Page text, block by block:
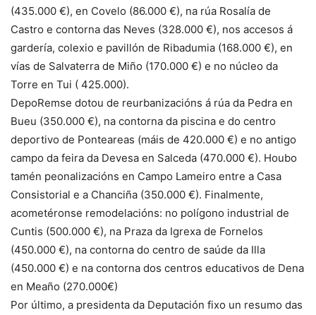
(435.000 €), en Covelo (86.000 €), na rúa Rosalía de
Castro e contorna das Neves (328.000 €), nos accesos á
gardería, colexio e pavillón de Ribadumia (168.000 €), en
vías de Salvaterra de Miño (170.000 €) e no núcleo da
Torre en Tui ( 425.000).
DepoRemse dotou de reurbanizacións á rúa da Pedra en
Bueu (350.000 €), na contorna da piscina e do centro
deportivo de Ponteareas (máis de 420.000 €) e no antigo
campo da feira da Devesa en Salceda (470.000 €). Houbo
tamén peonalizacións en Campo Lameiro entre a Casa
Consistorial e a Chanciña (350.000 €). Finalmente,
acometéronse remodelacións: no polígono industrial de
Cuntis (500.000 €), na Praza da Igrexa de Fornelos
(450.000 €), na contorna do centro de saúde da Illa
(450.000 €) e na contorna dos centros educativos de Dena
en Meaño (270.000€)
Por último, a presidenta da Deputación fixo un resumo das